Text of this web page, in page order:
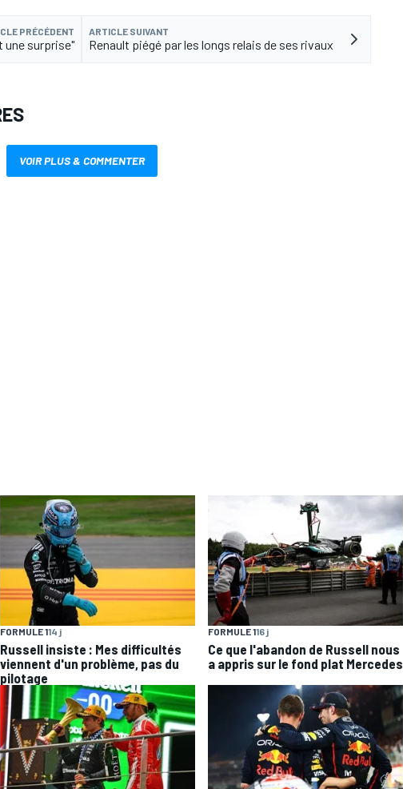
PRÉCÉDENT
une surprise"
ARTICLE SUIVANT
Renault piégé par les longs relais de ses rivaux
VOIR PLUS & COMMENTER
FORMULE 114 j
Russell insiste : Mes difficultés
viennent d'un problème, pas du
pilotage
FORMULE 116 j
Ce que l'abandon de Russell nous
a appris sur le fond plat Mercedes